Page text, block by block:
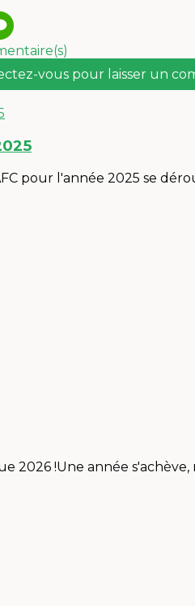
vous pour laisser un
pour l'année 2025 se
2026 !Une année